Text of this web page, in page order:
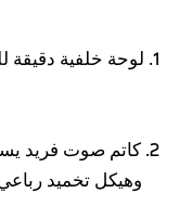
2. كاتم صوت فريد
وهيكل تخميد